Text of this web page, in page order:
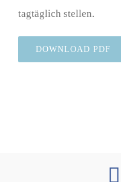
tagtäglich stellen.
DOWNLOAD PDF